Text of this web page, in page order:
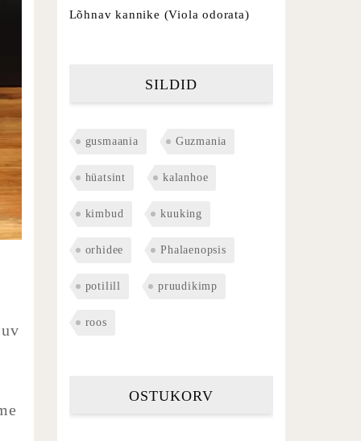
Lõhnav kannike (Viola odorata)
SILDID
gusmaania Guzmania
hüatsint kalanhoe
kimbud kuuking
orhidee Phalaenopsis
potilill pruudikimp
roos
OSTUKORV